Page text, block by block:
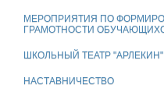
МЕРОПРИЯТИЯ ПО
ГРАМОТНОСТИ
ШКОЛЬНЫЙ ТЕАТР "АРЛЕКИН"
НАСТАВНИЧЕСТВО